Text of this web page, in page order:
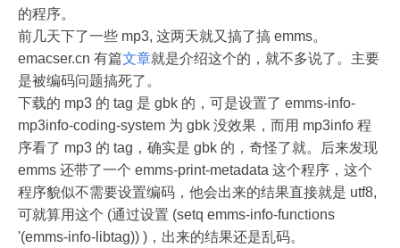
的程序。
前几天下了一些 mp3, 这两天就又搞了搞 emms。
emacser.cn 有篇文章就是介绍这个的，就不多说了。主要
是被编码问题搞死了。
下载的 mp3 的 tag 是 gbk 的，可是设置了 emms-info-
mp3info-coding-system 为 gbk 没效果，而用 mp3info 程
序看了 mp3 的 tag，确实是 gbk 的，奇怪了就。后来发现
emms 还带了一个 emms-print-metadata 这个程序，这个
程序貌似不需要设置编码，他会出来的结果直接就是 utf8,
可就算用这个 (通过设置 (setq emms-info-functions
'(emms-info-libtag)) )，出来的结果还是乱码。